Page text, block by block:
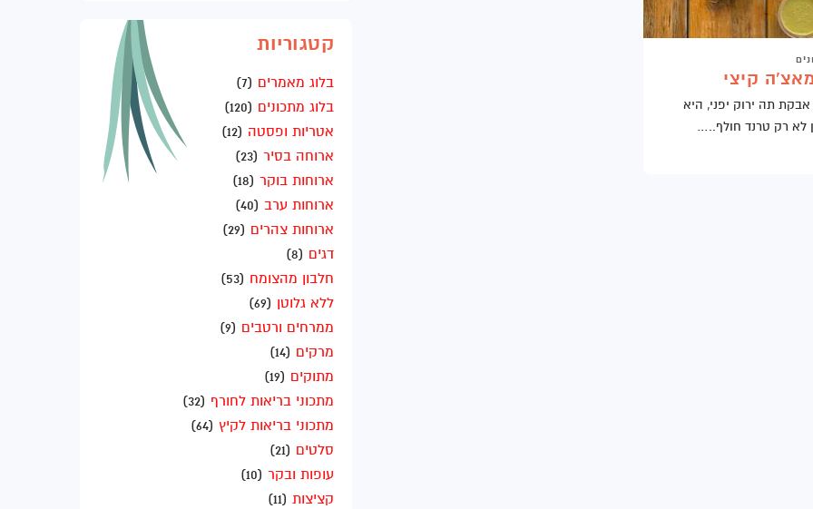
קיצי
תה ירוק יפני, היא
לא רק טרנד חולף..…
קטגוריות
בלוג מאמרים (7)
בלוג מתכונים (120)
אטריות ופסטה (12)
ארוחה בסיר (23)
ארוחות בוקר (18)
ארוחות ערב (40)
ארוחות צהרים (29)
דגים (8)
חלבון מהצומח (53)
ללא גלוטן (69)
ממרחים ורטבים (9)
מרקים (14)
מתוקים (19)
מתכוני בריאות לחורף (32)
מתכוני בריאות לקיץ (64)
סלטים (21)
עופות ובקר (10)
קציצות (11)